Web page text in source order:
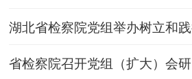
湖北省检察院党组举办树立和
省检察院召开党组（扩大）会